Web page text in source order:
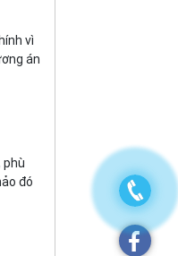
vì
án
phù
đó